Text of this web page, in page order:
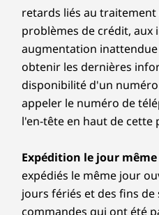
En savoir plus
Dolby Atmos®
Microphone à double
Caméra
Caméra IR FHD
Obturateur de
Capteur de temps de vol
disponibilité.
Connectivité
Up to 32GB
LPDDR5X, dual
channel
Disque dur
Up to 1TB SSD,
2nd SSD slot
available
Comparer
Up
Up
includes a second SSD
to expand your storage
files and media library
Is the IdeaPad Pro 5i
The IdeaPad Pro 5i (16”
undergone MIL-STD-
testing, which means
withstand the bumps and
traveling for a project,
with your demanding
augmentation
obtenir les dernières
disponibilité d'un numéro
appeler le numéro de
l'en-tête en haut de cette
Expédition le jour même :
expédiés le même jour
jours fériés et des fins de
commandes qui ont été
HE, et qui sont
paiement a été approuvé.